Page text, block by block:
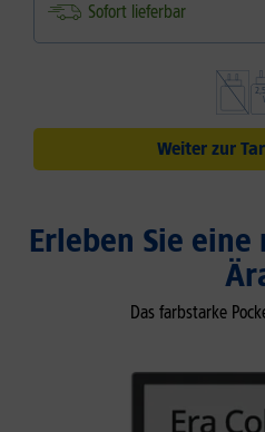
Sofort lieferbar
Weiter zur
Erleben Sie eine
Das farbstarke